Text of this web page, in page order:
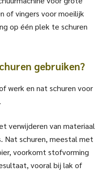
of vingers voor moeilijk
op één plek te schuren
gebruiken?
werk en nat schuren voor
verwijderen van materiaal
Nat schuren, meestal met
voorkomt stofvorming
vooral bij lak of